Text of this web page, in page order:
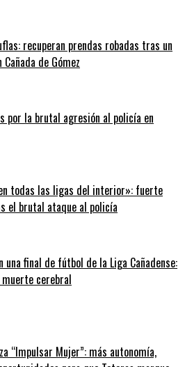
recuperan prendas robadas tras un
de Gómez
por la brutal agresión al policía en
todas las ligas del interior»: fuerte
el brutal ataque al policía
una final de fútbol de la Liga Cañadense:
cerebral
“Impulsar Mujer”: más autonomía,